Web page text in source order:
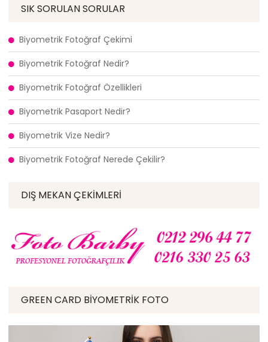
SIK SORULAN SORULAR
Biyometrik Fotoğraf Çekimi
Biyometrik Fotoğraf Nedir?
Biyometrik Fotoğraf Özellikleri
Biyometrik Pasaport Nedir?
Biyometrik Vize Nedir?
Biyometrik Fotoğraf Nerede Çekilir?
DIŞ MEKAN ÇEKIMLERI
GREEN CARD BIYOMETRIK FOTO